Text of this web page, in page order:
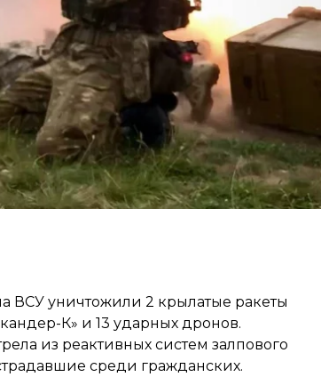
Х-22, 7 крылатых ракет «Оникс» и 19
ВСУ уничтожили 2 крылатые ракеты
К» и 13 ударных дронов.
из реактивных систем залпового
среди гражданских.